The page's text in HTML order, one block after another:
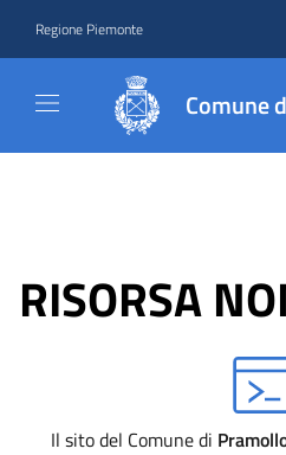
Regione Piemonte
Comune
RISORSA
Il sito del Comune di